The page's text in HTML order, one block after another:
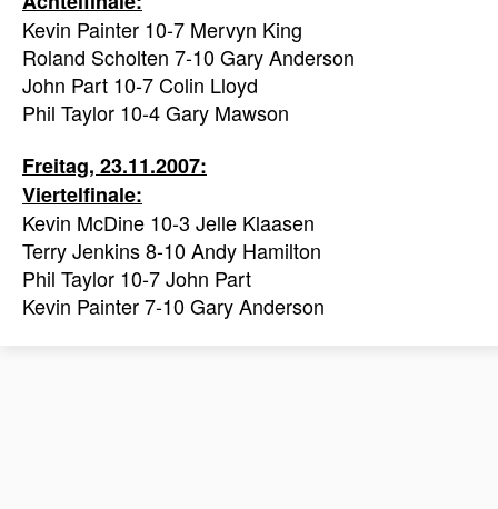
Kevin Painter 10-7 Mervyn King
Roland Scholten 7-10 Gary Anderson
John Part 10-7 Colin Lloyd
Phil Taylor 10-4 Gary Mawson
Freitag, 23.11.2007:
Viertelfinale:
Kevin McDine 10-3 Jelle Klaasen
Terry Jenkins 8-10 Andy Hamilton
Phil Taylor 10-7 John Part
Kevin Painter 7-10 Gary Anderson